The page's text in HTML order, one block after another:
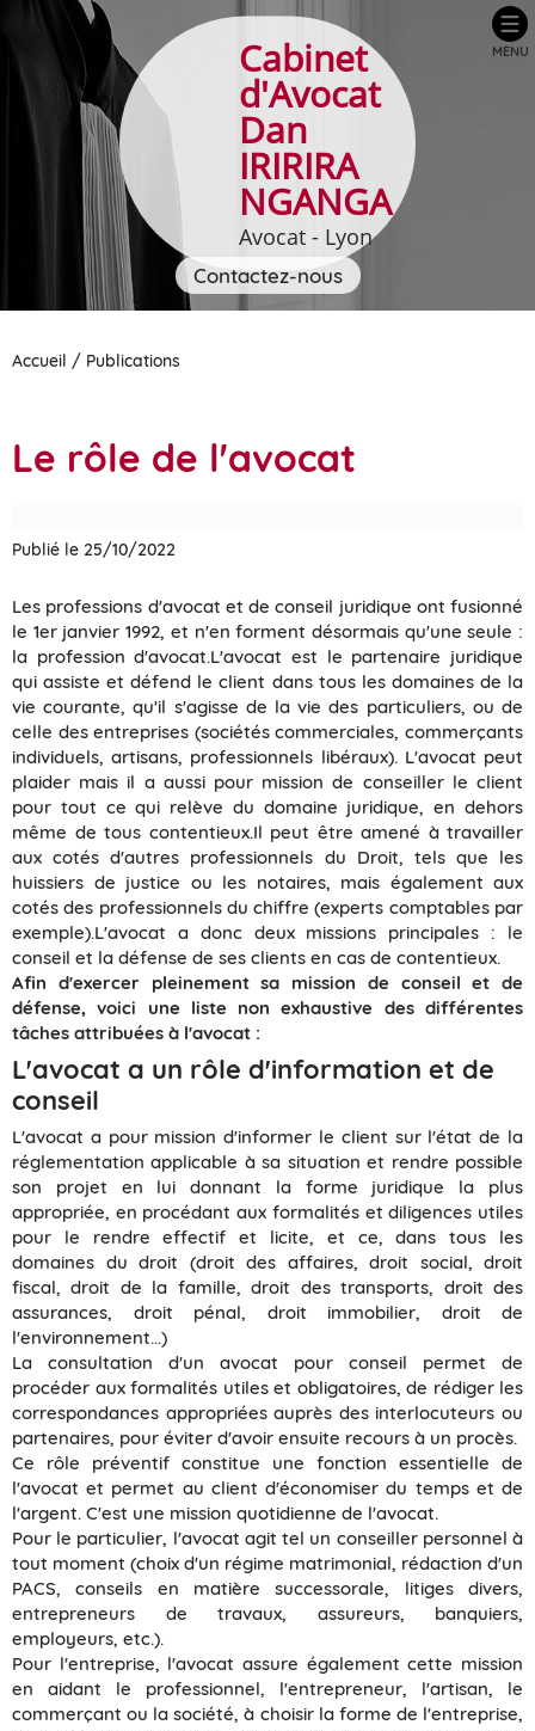
Cabinet
d'Avocat
Dan
IRIRIRA
NGANGA
Avocat - Lyon
Contactez-nous
MENU
Accueil / Publications
Le rôle de l'avocat
Publié le 25/10/2022
Les professions d'avocat et de conseil juridique ont fusionné
le 1er janvier 1992, et n'en forment désormais qu'une seule :
la profession d'avocat.L'avocat est le partenaire juridique
qui assiste et défend le client dans tous les domaines de la
vie courante, qu'il s'agisse de la vie des particuliers, ou de
celle des entreprises (sociétés commerciales, commerçants
individuels, artisans, professionnels libéraux). L'avocat peut
plaider mais il a aussi pour mission de conseiller le client
pour tout ce qui relève du domaine juridique, en dehors
même de tous contentieux.Il peut être amené à travailler
aux cotés d'autres professionnels du Droit, tels que les
huissiers de justice ou les notaires, mais également aux
cotés des professionnels du chiffre (experts comptables par
exemple).L'avocat a donc deux missions principales : le
conseil et la défense de ses clients en cas de contentieux.
Afin d'exercer pleinement sa mission de conseil et de
défense, voici une liste non exhaustive des différentes
tâches attribuées à l'avocat :
L'avocat a un rôle d'information et de
conseil
L'avocat a pour mission d'informer le client sur l'état de la
réglementation applicable à sa situation et rendre possible
son projet en lui donnant la forme juridique la plus
appropriée, en procédant aux formalités et diligences utiles
pour le rendre effectif et licite, et ce, dans tous les
domaines du droit (droit des affaires, droit social, droit
fiscal, droit de la famille, droit des transports, droit des
assurances, droit pénal, droit immobilier, droit de
l'environnement...)
La consultation d'un avocat pour conseil permet de
procéder aux formalités utiles et obligatoires, de rédiger les
correspondances appropriées auprès des interlocuteurs ou
partenaires, pour éviter d'avoir ensuite recours à un procès.
Ce rôle préventif constitue une fonction essentielle de
l'avocat et permet au client d'économiser du temps et de
l'argent. C'est une mission quotidienne de l'avocat.
Pour le particulier, l'avocat agit tel un conseiller personnel à
tout moment (choix d'un régime matrimonial, rédaction d'un
PACS, conseils en matière successorale, litiges divers,
entrepreneurs de travaux, assureurs, banquiers,
employeurs, etc.).
Pour l'entreprise, l'avocat assure également cette mission
en aidant le professionnel, l'entrepreneur, l'artisan, le
commerçant ou la société, à choisir la forme de l'entreprise,